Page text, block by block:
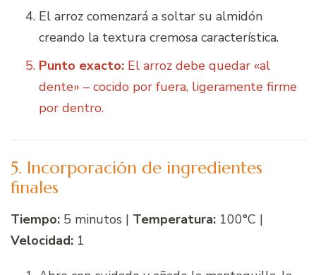
El arroz comenzará a soltar su almidón
creando la textura cremosa característica.
Punto exacto: El arroz debe quedar «al
dente» – cocido por fuera, ligeramente firme
por dentro.
5. Incorporación de ingredientes
finales
Tiempo: 5 minutos | Temperatura: 100°C |
Velocidad: 1